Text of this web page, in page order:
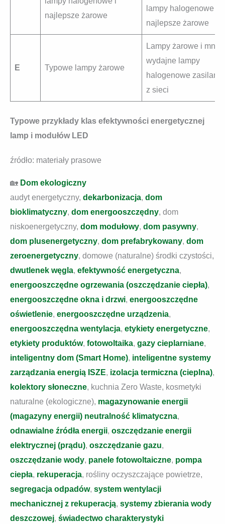
najlepsze żarowe
lampy halogenowe i
najlepsze żarowe
E Typowe lampy żarowe
Lampy żarowe i mniej
wydajne lampy
halogenowe zasilane
z sieci
Typowe przykłady klas efektywności energetycznej
lamp i modułów LED
źródło: materiały prasowe
🏡 Dom ekologiczny
audyt energetyczny, dekarbonizacja, dom
bioklimatyczny, dom energooszczędny, dom
niskoenergetyczny, dom modułowy, dom pasywny,
dom plusenergetyczny, dom prefabrykowany, dom
zeroenergetyczny, domowe (naturalne) środki czystości,
dwutlenek węgla, efektywność energetyczna,
energooszczędne ogrzewania (oszczędzanie ciepła),
energooszczędne okna i drzwi, energooszczędne
oświetlenie, energooszczędne urządzenia,
energooszczędna wentylacja, etykiety energetyczne,
etykiety produktów, fotowoltaika, gazy cieplarniane,
inteligentny dom (Smart Home), inteligentne systemy
zarządzania energią ISZE, izolacja termiczna (cieplna),
kolektory słoneczne, kuchnia Zero Waste, kosmetyki
naturalne (ekologiczne), magazynowanie energii
(magazyny energii) neutralność klimatyczna,
odnawialne źródła energii, oszczędzanie energii
elektrycznej (prądu), oszczędzanie gazu,
oszczędzanie wody, panele fotowoltaiczne, pompa
ciepła, rekuperacja, rośliny oczyszczające powietrze,
segregacja odpadów, system wentylacji
mechanicznej z rekuperacją, systemy zbierania wody
deszczowej, świadectwo charakterystyki